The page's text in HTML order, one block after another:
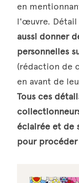
en
l'œuvre. Détail
aussi donner
personnelles
(rédaction de
Tous ces
éclairée et de
pour procéder